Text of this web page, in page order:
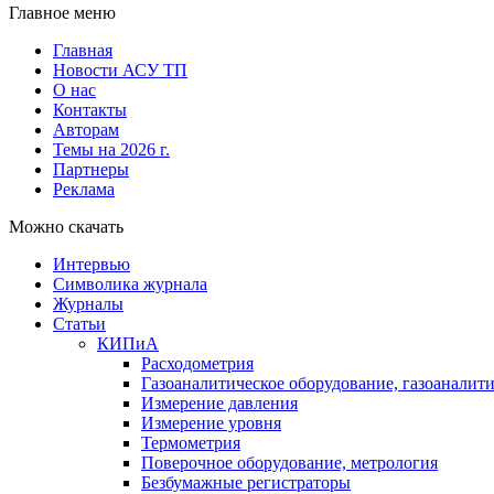
Главное меню
Главная
Новости АСУ ТП
О нас
Контакты
Авторам
Темы на 2026 г.
Партнеры
Реклама
Можно скачать
Интервью
Символика журнала
Журналы
Статьи
КИПиА
Расходометрия
Газоаналитическое оборудование,
Измерение давления
Измерение уровня
Термометрия
Поверочное оборудование, метрология
Безбумажные регистраторы